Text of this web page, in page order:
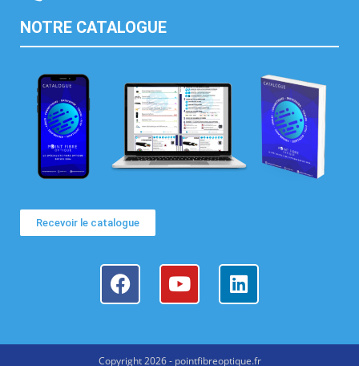
NOTRE CATALOGUE
Recevoir le catalogue
Copyright 2026 - pointfibreoptique.fr